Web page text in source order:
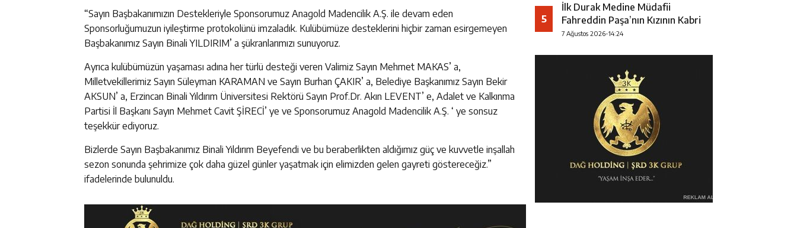
“Sayın Başbakanımızın Destekleriyle Sponsorumuz Anagold Madencilik A.Ş. ile devam eden
Sponsorluğumuzun iyileştirme protokolünü imzaladık. Kulübümüze desteklerini hiçbir zaman esirgemeyen
Başbakanımız Sayın Binali YILDIRIM’ a şükranlarımızı sunuyoruz.
Ayrıca kulübümüzün yaşaması adına her türlü desteği veren Valimiz Sayın Mehmet MAKAS’ a,
Milletvekillerimiz Sayın Süleyman KARAMAN ve Sayın Burhan ÇAKIR’ a, Belediye Başkanımız Sayın Bekir
AKSUN’ a, Erzincan Binali Yıldırım Üniversitesi Rektörü Sayın Prof.Dr. Akın LEVENT’ e, Adalet ve Kalkınma
Partisi İl Başkanı Sayın Mehmet Cavit ŞİRECİ’ ye ve Sponsorumuz Anagold Madencilik A.Ş. ‘ ye sonsuz
teşekkür ediyoruz.
Bizlerde Sayın Başbakanımız Binali Yıldırım Beyefendi ve bu beraberlikten aldığımız güç ve kuvvetle inşallah
sezon sonunda şehrimize çok daha güzel günler yaşatmak için elimizden gelen gayreti göstereceğiz.”
ifadelerinde bulunuldu.
5
İlk Durak Medine Müdafii
Fahreddin Paşa’nın Kızının Kabri
7 Ağustos 2026-14:24